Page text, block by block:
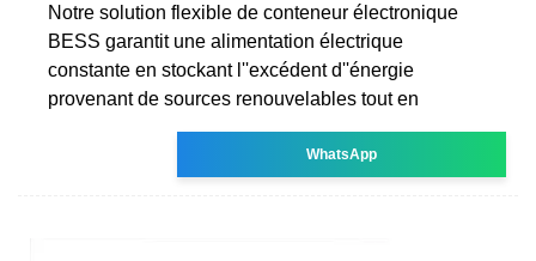
Notre solution flexible de conteneur électronique
BESS garantit une alimentation électrique
constante en stockant l''excédent d''énergie
provenant de sources renouvelables tout en
WhatsApp